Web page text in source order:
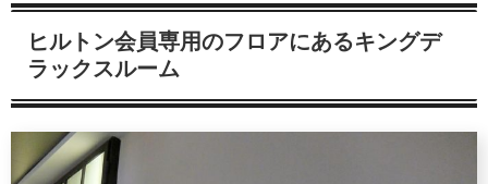
ヒルトン会員専用のフロアにあるキングデ
ラックスルーム